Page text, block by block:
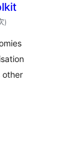
評
分
數
)
other